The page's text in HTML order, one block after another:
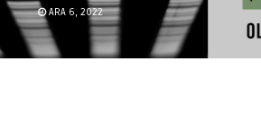
ARA 6, 2022